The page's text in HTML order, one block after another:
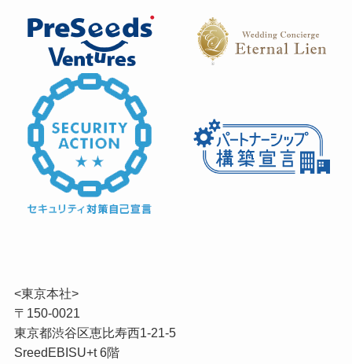
<東京本社>
〒150-0021
東京都渋谷区恵比寿西1-21-5
SreedEBISU+t 6階